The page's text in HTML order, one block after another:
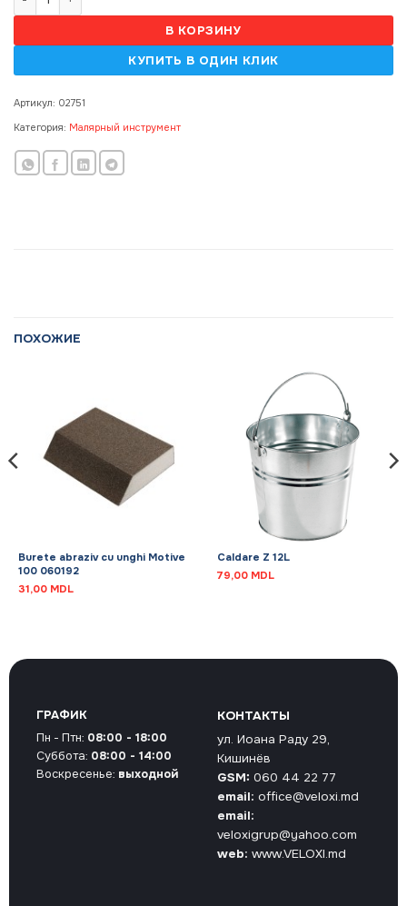
В КОРЗИНУ
Артикул: 02751
Категория: Малярный инструмент
ПОХОЖИЕ
Burete abraziv cu unghi Motive
100 060192
31,00 MDL
Caldare Z 12L
79,00 MDL
КОНТАКТЫ
ул. Иоана Раду 29,
Кишинёв
GSM: 060 44 22 77
email: office@veloxi.md
email:
veloxigrup@yahoo.com
web: www.VELOXI.md
ГРАФИК
Пн - Птн: 08:00 - 18:00
Суббота: 08:00 - 14:00
Воскресенье: выходной